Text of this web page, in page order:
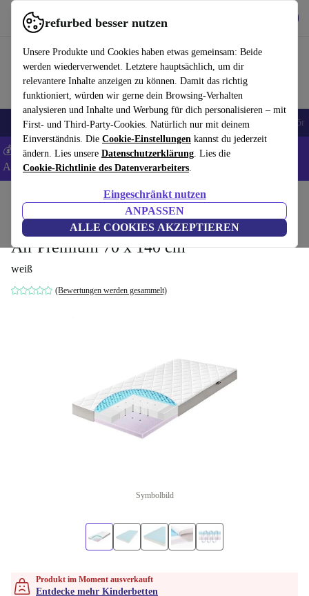
refurbed besser nutzen
Unsere Produkte und Cookies haben etwas gemeinsam: Beide
werden wiederverwendet. Letztere hauptsächlich, um dir
relevantere Inhalte anzeigen zu können. Damit das richtig
funktioniert, würden wir gerne dein Browsing-Verhalten
analysieren und Inhalte und Werbung für dich personalisieren – mit
First- und Third-Party-Cookies. Natürlich nur mit deinem
Einverständnis. Die Cookie-Einstellungen kannst du jederzeit
ändern. Lies unsere Datenschutzerklärung. Lies die
Cookie-Richtlinie des Datenverarbeiters.
Eingeschränkt nutzen
ANPASSEN
ALLE COOKIES AKZEPTIEREN
refurbed schnell und einfach nutzen
🎒 Back to school Handys Laptops Tablets Smartwatches Zubehör
💰 Extra -8% auf Samsung- und Google-Smartphones - Code:
ANDROID8 -AGB
Kinderbetten
Julius Zöllner Kindermatratze Dr. Lübbe
Air Premium 70 x 140 cm
weiß
(Bewertungen werden gesammelt)
Symbolbild
Produkt im Moment ausverkauft
Entdecke mehr Kinderbetten